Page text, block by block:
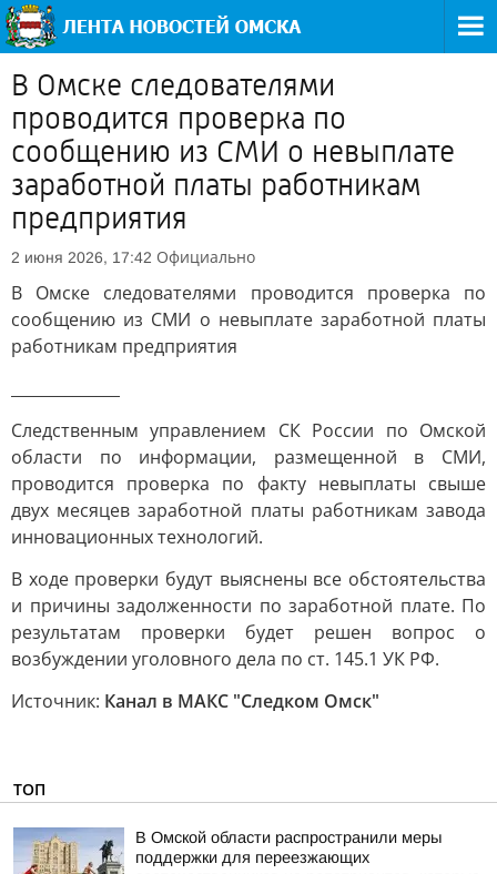
В Омске следователями
проводится проверка по
сообщению из СМИ о невыплате
заработной платы работникам
предприятия
2 июня 2026, 17:42 Официально
В Омске следователями проводится проверка по
сообщению из СМИ о невыплате заработной платы
работникам предприятия
Следственным управлением СК России по Омской
области по информации, размещенной в СМИ,
проводится проверка по факту невыплаты свыше
двух месяцев заработной платы работникам завода
инновационных технологий.
В ходе проверки будут выяснены все обстоятельства
и причины задолженности по заработной плате. По
результатам проверки будет решен вопрос о
возбуждении уголовного дела по ст. 145.1 УК РФ.
Источник: Канал в МАКС "Следком Омск"
ТОП
В Омской области распространили меры
поддержки для переезжающих